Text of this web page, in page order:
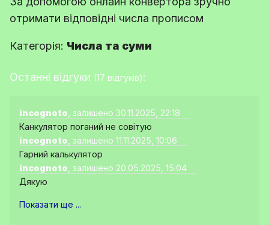
отримати відповідні числа прописом
Категорія: Числа та суми
Останні відгуки (17 відгуків):
incognoto , залишено 30.11.2025, 22:18
Канкулятор поганий не совітую
incognoto , залишено 11.11.2025, 10:06
Гарний калькулятор
incognoto , залишено 20.05.2025, 15:04
Дякую
Показати ще ...